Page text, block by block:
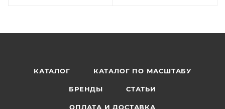
КАТАЛОГ КАТАЛОГ ПО МАСШТАБУ
БРЕНДЫ СТАТЬИ
ОПЛАТА И ДОСТАВКА